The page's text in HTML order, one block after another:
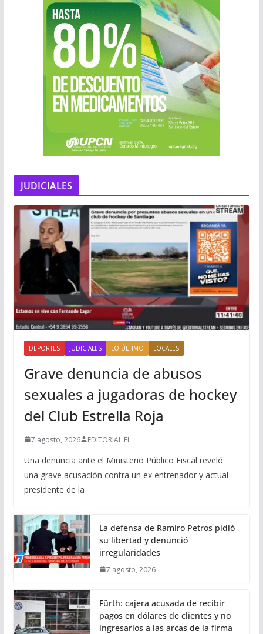
JUDICIALES
DEPORTES JUDICIALES LO ÚLTIMO LOCALES
Grave denuncia de abusos
sexuales a jugadoras de hockey
del Club Estrella Roja
7 agosto, 2026 EDITORIAL FL
Una denuncia ante el Ministerio Público Fiscal reveló
una grave acusación contra un ex entrenador y actual
presidente de la
La defensa de Ramiro Petros pidió
su libertad y denunció
irregularidades
7 agosto, 2026
Fürth: cajera acusada de recibir
pagos en dólares de clientes y no
ingresarlos a las arcas de la firma